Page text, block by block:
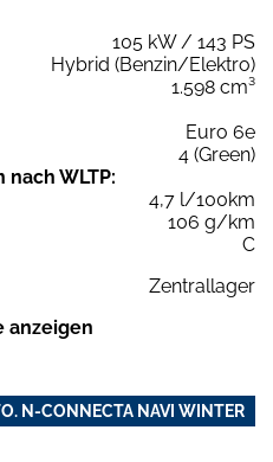
105 kW / 143 PS
Hybrid (Benzin/Elektro)
1.598 cm³
Euro 6e
4 (Green)
WLTP:
4,7 l/100km
106 g/km
C
Zentrallager
anzeigen
N-CONNECTA NAVI WINTER